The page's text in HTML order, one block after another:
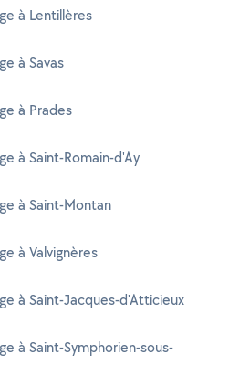
à Lentillères
à Savas
à Prades
à Saint-Romain-d'Ay
à Saint-Montan
à Valvignères
à Saint-Jacques-d'Atticieux
à Saint-Symphorien-sous-